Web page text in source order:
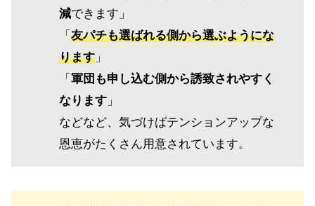
減できます」
「 友パチも選ばれる側から選ぶようにな
ります 」
「 軍団も申し込む側から誘致されやすく
なります 」
などなど、気づけばテンションアップな
恩恵がたくさん用意されています。